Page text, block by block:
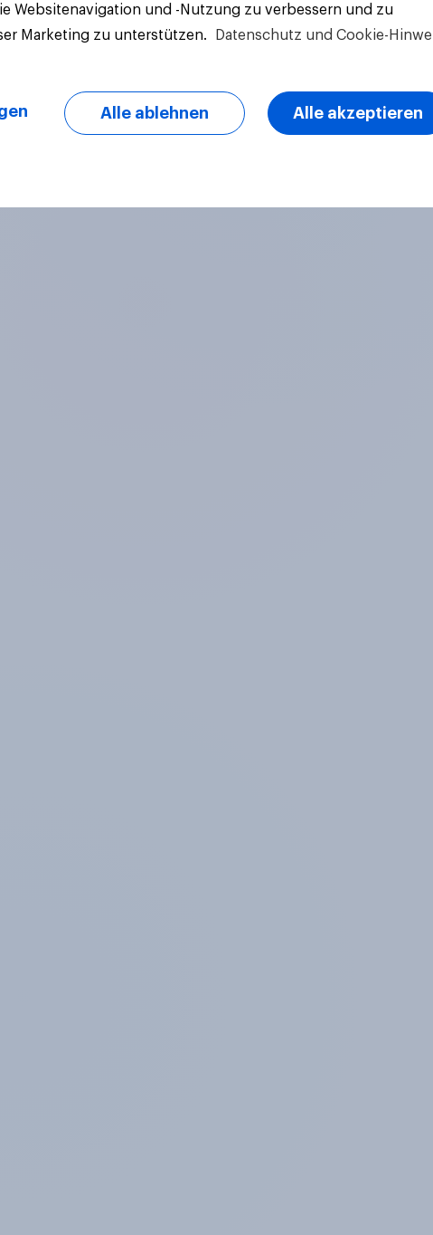
Websitenavigation und -Nutzung zu verbessern und zu
Marketing zu unterstützen.
Datenschutz und Cookie-
Alle ablehnen Alle akzeptieren